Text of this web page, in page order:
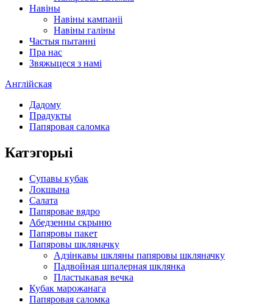
Навіны
Навіны кампаніі
Навіны галіны
Частыя пытанні
Пра нас
Звяжыцеся з намі
Англійская
Дадому
Прадукты
Папяровая саломка
Катэгорыі
Супавы кубак
Локшына
Салата
Папяровае вядро
Абедзенны скрыню
Папяровы пакет
Папяровы шкляначку
Адзінкавы шкляны папяровы шкляначку
Падвойная шпалерная шклянка
Пластыкавая вечка
Кубак марожанага
Папяровая саломка